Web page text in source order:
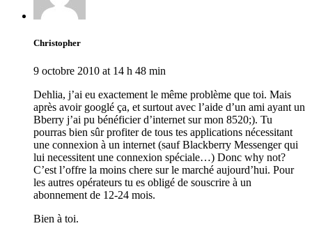
Christopher
9 octobre 2010 at 14 h 48 min
Dehlia, j’ai eu exactement le même problème que toi. Mais
après avoir googlé ça, et surtout avec l’aide d’un ami ayant un
Bberry j’ai pu bénéficier d’internet sur mon 8520;). Tu
pourras bien sûr profiter de tous tes applications nécessitant
une connexion à un internet (sauf Blackberry Messenger qui
lui necessitent une connexion spéciale…) Donc why not?
C’est l’offre la moins chere sur le marché aujourd’hui. Pour
les autres opérateurs tu es obligé de souscrire à un
abonnement de 12-24 mois.
Bien à toi.